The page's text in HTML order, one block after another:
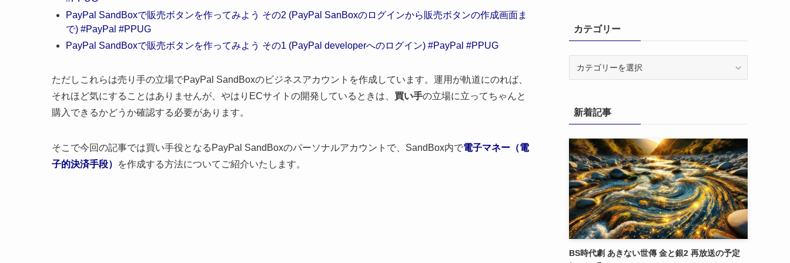
PayPal SandBoxで販売ボタンを作ってみよう その2 (PayPal SanBoxのログインから販売ボタンの作成画面ま
で) #PayPal #PPUG
PayPal SandBoxで販売ボタンを作ってみよう その1 (PayPal developerへのログイン) #PayPal #PPUG
ただしこれらは売り手の立場でPayPal SandBoxのビジネスアカウントを作成しています。運用が軌道にのれば、
それほど気にすることはありませんが、やはりECサイトの開発しているときは、 買い手の立場に立ってちゃんと
購入できるかどうか確認する必要があります。
そこで今回の記事では買い手役となるPayPal SandBoxのパーソナルアカウントで、SandBox内で電子マネー（電
子的決済手段）
を作成する方法についてご紹介いたします。
カテゴリー
ー新着記事
BS時代劇 あきない世傳 金と銀2 再放送の予定